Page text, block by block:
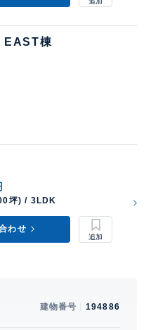
EAST棟
坪) / 3LDK
わせ
建物番号 194886